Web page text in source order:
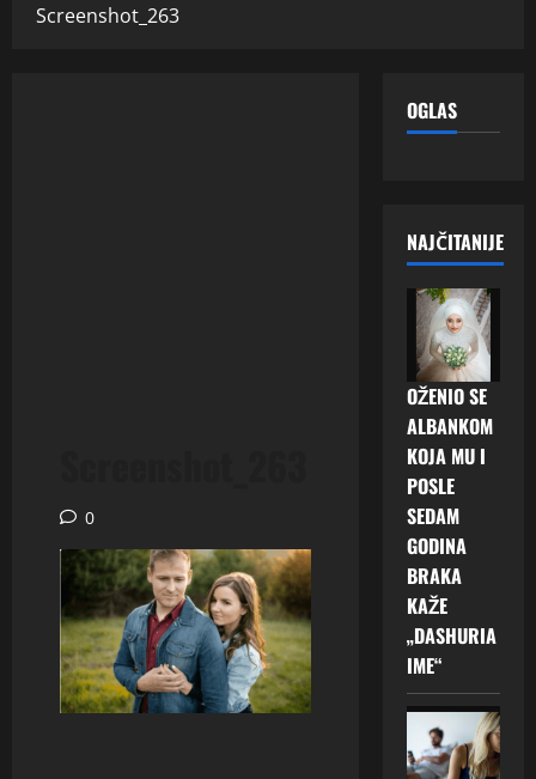
Screenshot_263
0
OGLAS
NAJČITANIJE
OŽENIO SE
ALBANKOM
KOJA MU I
POSLE
SEDAM
GODINA
BRAKA
KAŽE
„DASHURIA
IME“